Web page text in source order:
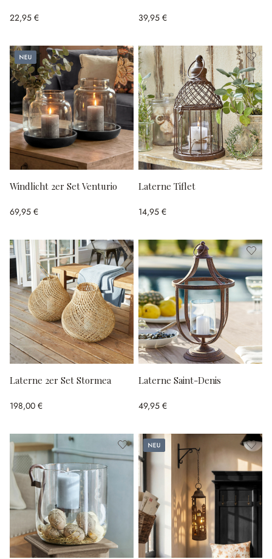
22,95 € 39,95 €
Neu
Windlicht 2er Set Venturio
69,95 €
Laterne Tiflet
14,95 €
Laterne 2er Set Stormea
198,00 €
Laterne Saint-Denis
49,95 €
Neu